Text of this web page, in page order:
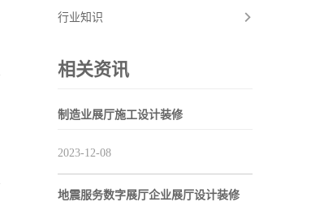
行业知识
相关资讯
制造业展厅施工设计装修
2023-12-08
地震服务数字展厅企业展厅设计装修